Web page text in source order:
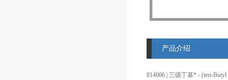
产品介绍
814006 | 三级丁基* - (tert-Butyl